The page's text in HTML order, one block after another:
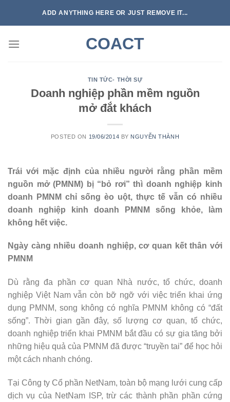
ADD ANYTHING HERE OR JUST REMOVE IT...
COACT
TIN TỨC- THỜI SỰ
Doanh nghiệp phần mềm nguồn
mở đắt khách
POSTED ON 19/06/2014 BY NGUYỄN THÀNH
Trái với mặc định của nhiều người rằng phần mềm
nguồn mở (PMNM) bị “bỏ rơi” thì doanh nghiệp kinh
doanh PMNM chỉ sống èo uột, thực tế vẫn có nhiều
doanh nghiệp kinh doanh PMNM sống khỏe, làm
không hết việc.
Ngày càng nhiều doanh nghiệp, cơ quan kết thân với
PMNM
Dù rằng đa phần cơ quan Nhà nước, tổ chức, doanh
nghiệp Việt Nam vẫn còn bỡ ngỡ với việc triển khai ứng
dụng PMNM, song không có nghĩa PMNM không có “đất
sống”. Thời gian gần đây, số lượng cơ quan, tổ chức,
doanh nghiệp triển khai PMNM bắt đầu có sự gia tăng bởi
những hiệu quả của PMNM đã được “truyền tai” để học hỏi
một cách nhanh chóng.
Tại Công ty Cổ phần NetNam, toàn bộ mạng lưới cung cấp
dịch vụ của NetNam ISP, trừ các thành phần phần cứng